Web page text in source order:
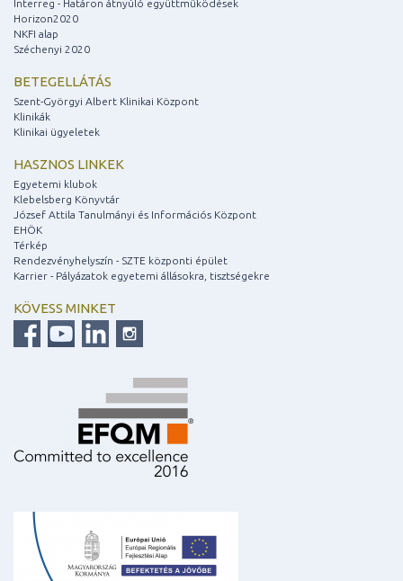
Interreg - Határon átnyúló együttműködések
Horizon2020
NKFI alap
Széchenyi 2020
BETEGELLÁTÁS
Szent-Györgyi Albert Klinikai Központ
Klinikák
Klinikai ügyeletek
HASZNOS LINKEK
Egyetemi klubok
Klebelsberg Könyvtár
József Attila Tanulmányi és Információs Központ
EHÖK
Térkép
Rendezvényhelyszín - SZTE központi épület
Karrier - Pályázatok egyetemi állásokra, tisztségekre
KÖVESS MINKET